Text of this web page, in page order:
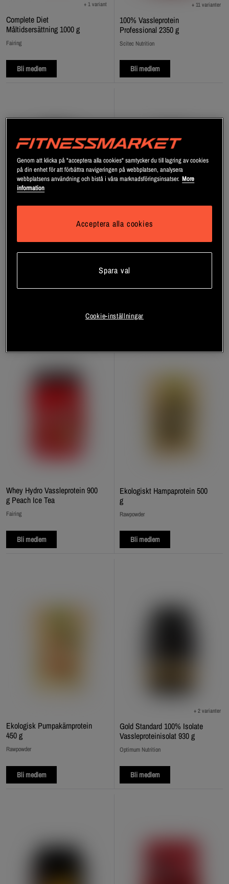
Complete Diet
Måltidsersättning 1000 g
+ 1 variant
Fairing
Bli medlem
100% Vassleprotein
Professional 2350 g
+ 11 varianter
Scitec Nutrition
Bli medlem
Vegan Muscle Protein 1600 g
Iso Whey Zero
Vassleproteinisolat 1816 g
+ 7 varianter
Whey Hydro Vassleprotein 900
g Peach Ice Tea
Fairing
Bli medlem
Ekologiskt Hampaprotein 500
g
Rawpowder
Bli medlem
Ekologisk Pumpakärnprotein
450 g
Rawpowder
Bli medlem
Gold Standard 100% Isolate
Vassleproteinisolat 930 g
+ 2 varianter
Optimum Nutrition
Bli medlem
Genom att klicka på "acceptera alla cookies" samtycker du till lagring av cookies
på din enhet för att förbättra navigeringen på webbplatsen, analysera
webbplatsens användning och bistå i våra marknadsföringsinsatser. More
information
Acceptera alla cookies
Spara val
Cookie-inställningar